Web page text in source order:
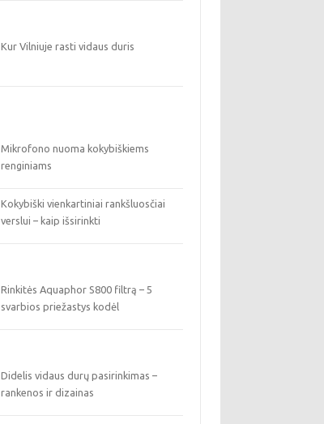
Kur Vilniuje rasti vidaus duris
Mikrofono nuoma kokybiškiems
renginiams
Kokybiški vienkartiniai rankšluosčiai
verslui – kaip išsirinkti
Rinkitės Aquaphor S800 filtrą – 5
svarbios priežastys kodėl
Didelis vidaus durų pasirinkimas –
rankenos ir dizainas